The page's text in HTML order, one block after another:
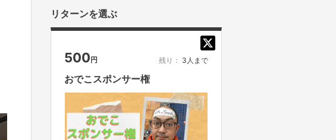
リターンを選ぶ
500円 残り： 3人まで
おでこスポンサー権